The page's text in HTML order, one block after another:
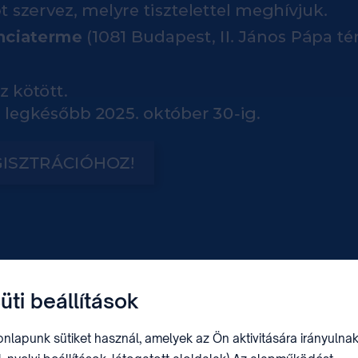
beállítások
sütiket használ, amelyek az Ön aktivitására